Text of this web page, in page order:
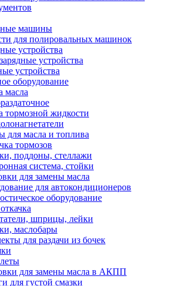
машины
для полировальных машинок
устройства
устройства
устройства
оборудование
масла
тормозной жидкости
для масла и топлива
тормозов
поддоны, стеллажи
система, стойки
для замены масла
для автокондиционеров
оборудование
шприцы, лейки
маслобары
для раздачи из бочек
для замены масла в АКПП
для густой смазки